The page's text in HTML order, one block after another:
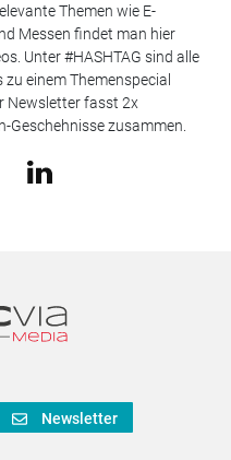
Themen wie E-
Messen findet man hier
Unter #HASHTAG sind alle
einem Themenspecial
Newsletter fasst 2x
Geschehnisse zusammen.
Newsletter